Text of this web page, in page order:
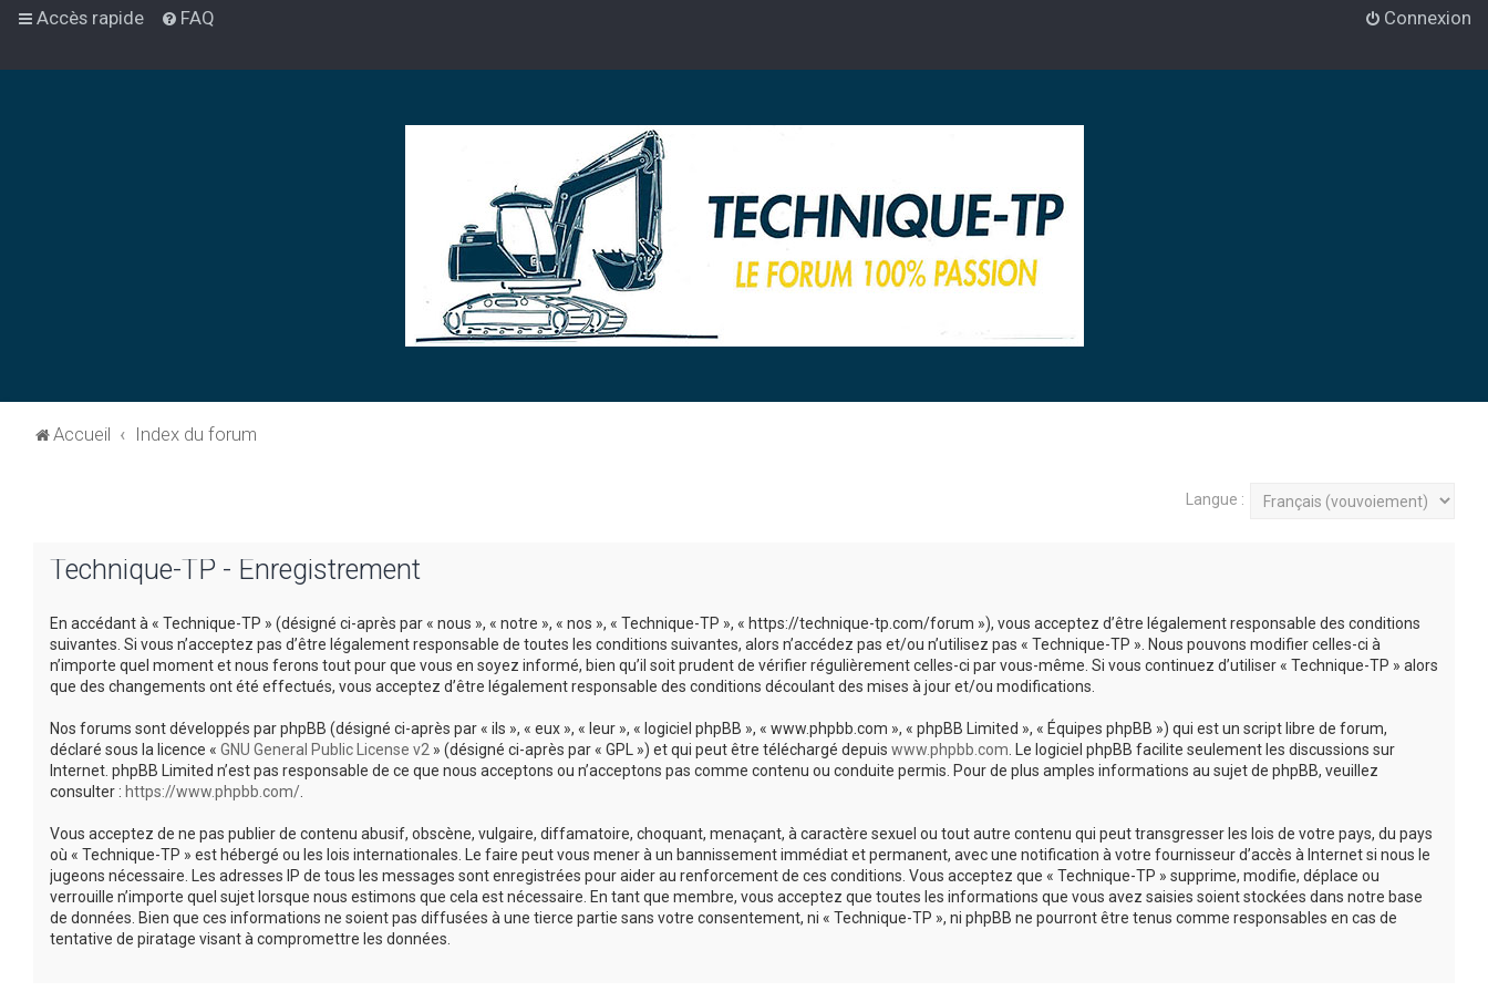
Accès rapide FAQ Connexion
Accueil Index du forum
Langue :
Technique-TP - Enregistrement
En accédant à « Technique-TP » (désigné ci-après par « nous », « notre », « nos », « Technique-TP », « https://technique-tp.com/forum »), vous acceptez d’être légalement responsable des conditions
suivantes. Si vous n’acceptez pas d’être légalement responsable de toutes les conditions suivantes, alors n’accédez pas et/ou n’utilisez pas « Technique-TP ». Nous pouvons modifier celles-ci à
n’importe quel moment et nous ferons tout pour que vous en soyez informé, bien qu’il soit prudent de vérifier régulièrement celles-ci par vous-même. Si vous continuez d’utiliser « Technique-TP » alors
que des changements ont été effectués, vous acceptez d’être légalement responsable des conditions découlant des mises à jour et/ou modifications.
Nos forums sont développés par phpBB (désigné ci-après par « ils », « eux », « leur », « logiciel phpBB », « www.phpbb.com », « phpBB Limited », « Équipes phpBB ») qui est un script libre de forum,
déclaré sous la licence « GNU General Public License v2 » (désigné ci-après par « GPL ») et qui peut être téléchargé depuis www.phpbb.com . Le logiciel phpBB facilite seulement les discussions sur
Internet. phpBB Limited n’est pas responsable de ce que nous acceptons ou n’acceptons pas comme contenu ou conduite permis. Pour de plus amples informations au sujet de phpBB, veuillez
consulter : https://www.phpbb.com/
Vous acceptez de ne pas publier de contenu abusif, obscène, vulgaire, diffamatoire, choquant, menaçant, à caractère sexuel ou tout autre contenu qui peut transgresser les lois de votre pays, du pays
où « Technique-TP » est hébergé ou les lois internationales. Le faire peut vous mener à un bannissement immédiat et permanent, avec une notification à votre fournisseur d’accès à Internet si nous le
jugeons nécessaire. Les adresses IP de tous les messages sont enregistrées pour aider au renforcement de ces conditions. Vous acceptez que « Technique-TP » supprime, modifie, déplace ou
verrouille n’importe quel sujet lorsque nous estimons que cela est nécessaire. En tant que membre, vous acceptez que toutes les informations que vous avez saisies soient stockées dans notre base
de données. Bien que ces informations ne soient pas diffusées à une tierce partie sans votre consentement, ni « Technique-TP », ni phpBB ne pourront être tenus comme responsables en cas de
tentative de piratage visant à compromettre les données.